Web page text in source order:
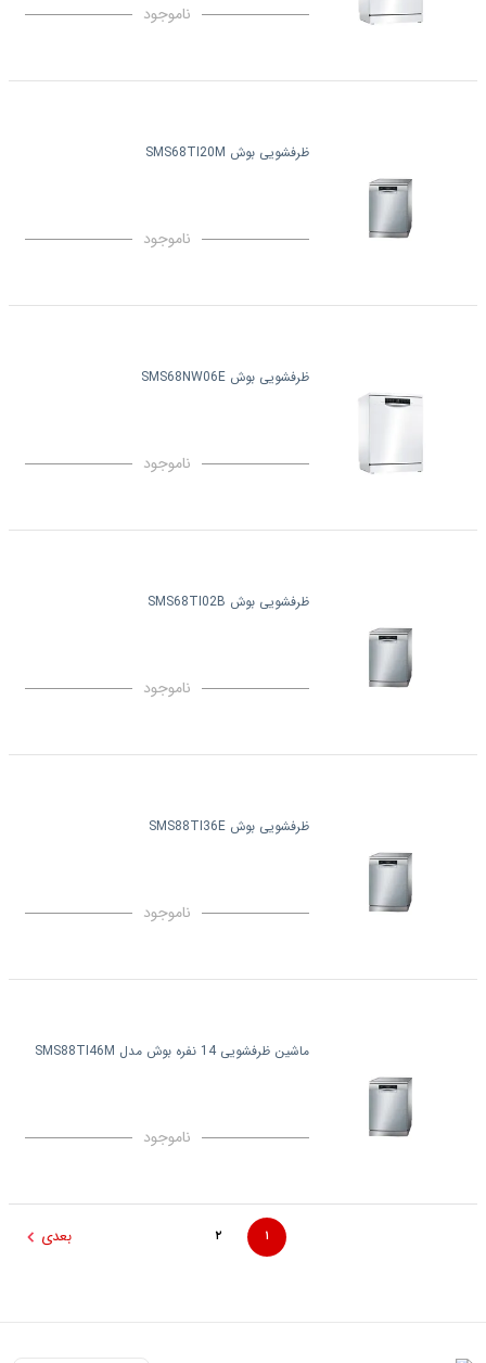
ناموجود
ظرفشویی بوش SMS68TI20M
ناموجود
ظرفشویی بوش SMS68NW06E
ناموجود
ظرفشویی بوش SMS68TI02B
ناموجود
ظرفشویی بوش SMS88TI36E
ناموجود
ماشین ظرفشویی 14 نفره بوش مدل SMS88TI46M
ناموجود
۱ ۲ بعدی